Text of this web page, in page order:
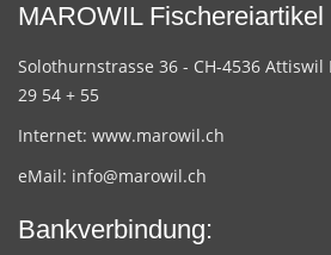
MAROWIL Fischereiartikel
Solothurnstrasse 36 - CH-4536 Attiswil
29 54 + 55
Internet: www.marowil.ch
eMail: info@marowil.ch
Bankverbindung: